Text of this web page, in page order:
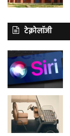
टेक्नोलॉजी